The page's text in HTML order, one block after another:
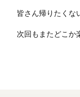
皆さん帰りたくな
次回もまたどこか